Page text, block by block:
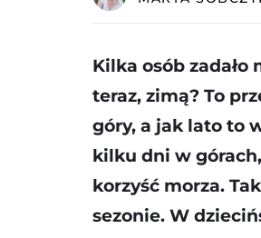
Kilka osób
teraz, zimą? To
góry, a jak lato to
kilku dni w
korzyść morza.
sezonie. W